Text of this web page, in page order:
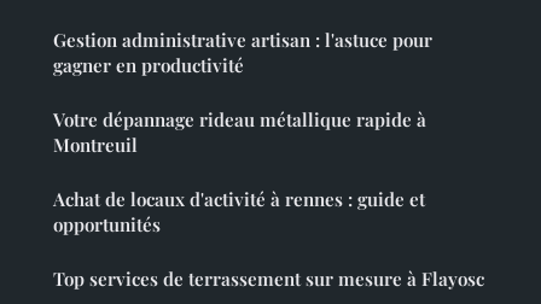
Gestion administrative artisan : l'astuce pour
gagner en productivité
Votre dépannage rideau métallique rapide à
Montreuil
Achat de locaux d'activité à rennes : guide et
opportunités
Top services de terrassement sur mesure à Flayosc